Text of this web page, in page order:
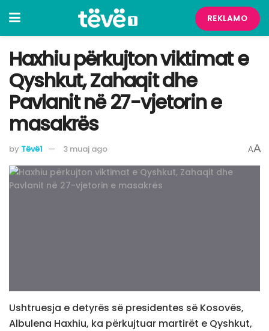
REKLAMO
Haxhiu përkujton viktimat e
Qyshkut, Zahaqit dhe
Pavlanit në 27-vjetorin e
masakrës
by Tëvë1 3 muaj ago AA
Ushtruesja e detyrës së presidentes së Kosovës,
Albulena Haxhiu, ka përkujtuar martirët e Qyshkut,